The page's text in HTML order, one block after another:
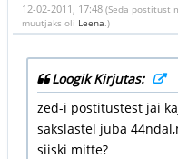
12-02-2011, 17:48 (Seda postitust
muutjaks oli Leena .)
Loogik Kirjutas:
zed-i postitustest jäi
sakslastel juba
siiski mitte?